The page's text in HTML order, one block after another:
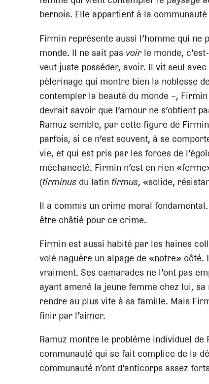
bernois. Elle appartient à la
Firmin représente aussi l’homme qui
monde. Il ne sait pas voir le monde,
veut juste posséder, avoir. Il vit seul
pèlerinage qui montre bien la noblesse
contempler la beauté du monde –,
devrait savoir que l’amour ne s’obtient
Ramuz semble, par cette figure de
parfois, si ce n’est souvent, à se
vie, et qui est pris par les forces de
méchanceté. Firmin n’est en rien
(firminus du latin firmus, «solide,
Il a commis un crime moral
être châtié pour ce crime.
Firmin est aussi habité par les haines
volé naguère un alpage de «notre»
vraiment. Ses camarades ne l’ont pas
ayant amené la jeune femme chez lui,
rendre au plus vite à sa famille. Mais
finir par l’aimer.
Ramuz montre le problème individuel
communauté qui se fait complice de la
communauté n’ont d’anticorps assez